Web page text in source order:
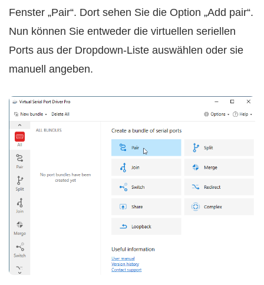
Fenster „Pair“. Dort sehen Sie die Option „Add pair“.
Nun können Sie entweder die virtuellen seriellen
Ports aus der Dropdown-Liste auswählen oder sie
manuell angeben.